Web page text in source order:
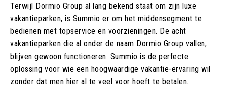
Terwijl Dormio Group al lang bekend staat om zijn luxe
vakantieparken, is Summio er om het middensegment te
bedienen met topservice en voorzieningen. De acht
vakantieparken die al onder de naam Dormio Group vallen,
blijven gewoon functioneren. Summio is de perfecte
oplossing voor wie een hoogwaardige vakantie-ervaring wil
zonder dat men hier al te veel voor hoeft te betalen.